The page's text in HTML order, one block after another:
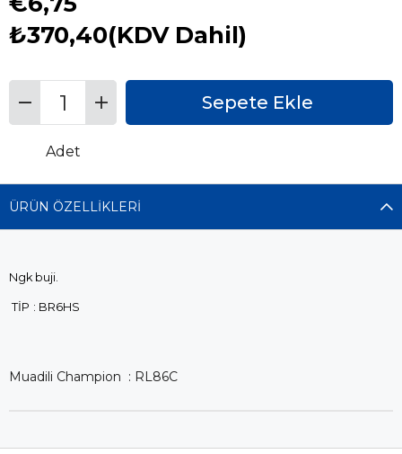
₺370,40(KDV Dahil)
Adet
ÜRÜN ÖZELLIKLERI
Ngk buji.
TİP : BR6HS
Muadili Champion : RL86C